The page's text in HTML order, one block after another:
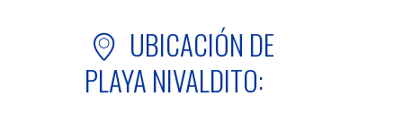
UBICACIÓN DE
PLAYA NIVALDITO: